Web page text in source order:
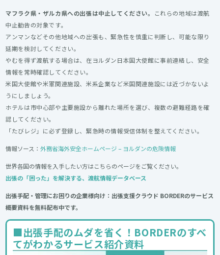
マフラク県・ザルカ県への出張は中止してください。
これらの地域は渡航
中止勧告の対象です。
アンマンなどその他地域への出張も、緊急性を慎重に判断し、可能な限り
延期を検討してください。
やむを得ず渡航する場合は、在ヨルダン日本国大使館に事前連絡し、安全
情報を常時確認してください。
米国大使館や米軍関連施設、米系企業など米国関連施設には近づかないよ
うにしましょう。
ホテルは市中心部や主要施設から離れた場所を選び、複数の避難経路を確
認してください。
「たびレジ」に必ず登録し、緊急時の情報受信体制を整えてください。
情報ソース：外務省海外安全ホームページ – ヨルダンの危険情報
世界各国の情報を入手したい方はこちらのページをご覧ください。
出張の「困った」を解決する、渡航情報データベース
出張手配・管理にお困りの企業様向け：出張支援クラウド BORDERのサービス
概要資料を無料配布中です。
■出張手配のムダを省く！BORDERのすべ
てがわかるサービス紹介資料